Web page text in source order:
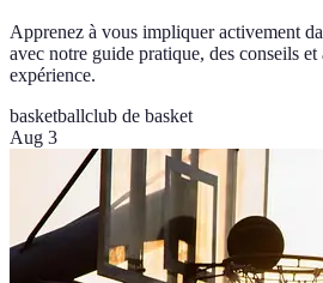
Apprenez à vous impliquer activement
avec notre guide pratique, des conseils
expérience.
basketballclub de basket
Aug 3